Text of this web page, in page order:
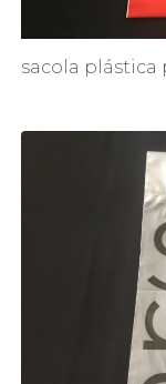
sacola plástica